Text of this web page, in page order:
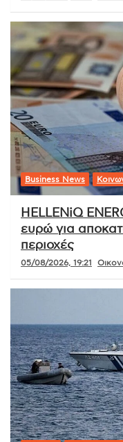
Business News
HELLENiQ
ευρώ για
περιοχές
05/08/2026, 19:21